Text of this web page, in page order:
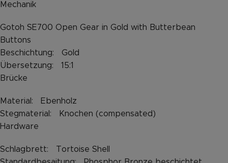
Mechanik
Gotoh SE700 Open Gear in Gold with Butterbean
Buttons
Beschichtung: Gold
Übersetzung: 15:1
Brücke
Material: Ebenholz
Stegmaterial: Knochen (compensated)
Hardware
Schlagbrett: Tortoise Shell